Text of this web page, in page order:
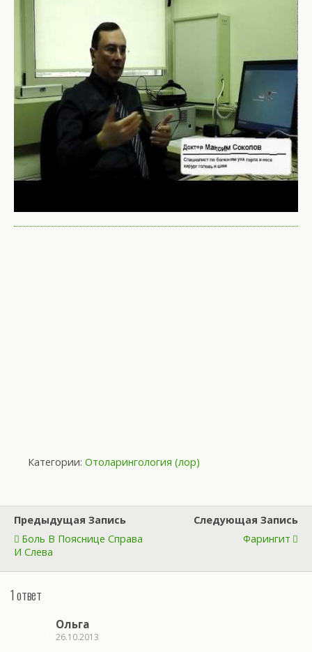
Категории: Отоларингология (лор)
Предыдущая Запись
Боль В Пояснице Справа
И Слева
Следующая Запись
Фарингит
1 ответ
Ольга
26.10.2013